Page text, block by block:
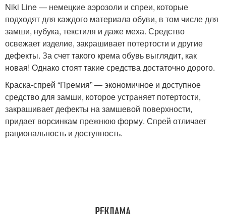
Niki Line — немецкие аэрозоли и спреи, которые
подходят для каждого материала обуви, в том числе для
замши, нубука, текстиля и даже меха. Средство
освежает изделие, закрашивает потертости и другие
дефекты. За счет такого крема обувь выглядит, как
новая! Однако стоят такие средства достаточно дорого.
Краска-спрей “Премия” — экономичное и доступное
средство для замши, которое устраняет потертости,
закрашивает дефекты на замшевой поверхности,
придает ворсинкам прежнюю форму. Спрей отличает
рациональность и доступность.